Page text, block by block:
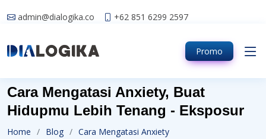
admin@dialogika.co +62 851 6299 2597
Promo
Cara Mengatasi Anxiety, Buat
Hidupmu Lebih Tenang - Eksposur
Home Blog Cara Mengatasi Anxiety